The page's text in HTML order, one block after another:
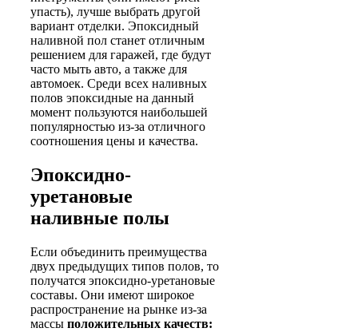
упасть), лучше выбрать другой
вариант отделки. Эпоксидный
наливной пол станет отличным
решением для гаражей, где будут
часто мыть авто, а также для
автомоек. Среди всех наливных
полов эпоксидные на данный
момент пользуются наибольшей
популярностью из-за отличного
соотношения цены и качества.
Эпоксидно-
уретановые
наливные полы
Если объединить преимущества
двух предыдущих типов полов, то
получатся эпоксидно-уретановые
составы. Они имеют широкое
распространение на рынке из-за
массы положительных качеств: